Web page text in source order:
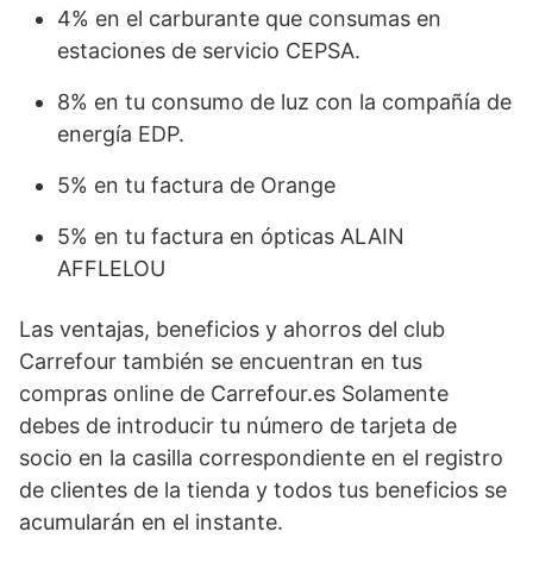
4% en el carburante que consumas en
estaciones de servicio CEPSA.
8% en tu consumo de luz con la compañía de
energía EDP.
5% en tu factura de Orange
5% en tu factura en ópticas ALAIN
AFFLELOU
Las ventajas, beneficios y ahorros del club
Carrefour también se encuentran en tus
compras online de Carrefour.es Solamente
debes de introducir tu número de tarjeta de
socio en la casilla correspondiente en el registro
de clientes de la tienda y todos tus beneficios se
acumularán en el instante.